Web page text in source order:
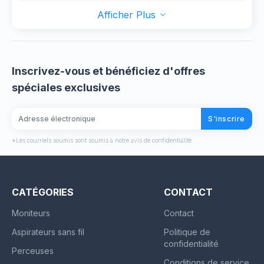
Afficher Plus
Inscrivez-vous et bénéficiez d'offres
spéciales exclusives
S'inscrire
*Les courriels soumis sont soumis à notre avis de confidentialité
CATÉGORIES
Moniteurs
Aspirateurs sans fil
Perceuses
CONTACT
Contact
Politique de
confidentialité